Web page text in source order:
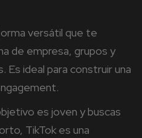
versátil que te
de empresa, grupos y
Es ideal para construir una
es joven y buscas
TikTok es una